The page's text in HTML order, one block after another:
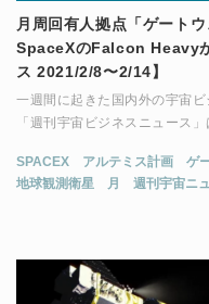
月周回有人拠点「ゲート
SpaceXのFalcon Heavy
ス 2021/2/8〜2/14】
一週間に起きた国内外の宇宙
「週刊宇宙ビジネスニュース
SPACEX アルテミス計画 ゲ
地球観測衛星
月 週刊宇宙ニ